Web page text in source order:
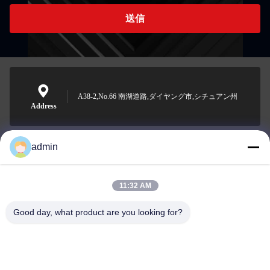
送信
Address
A38-2,No.66 南湖道路,ダイヤング市,シチュアン州
Nero@enlaibio.com
admin
11:32 AM
Good day, what product are you looking for?